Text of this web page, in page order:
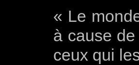
« Le
à cause
ceux qui